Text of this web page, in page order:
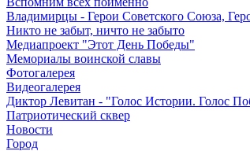
Владимирцы - Герои Советского Союза,
Никто не забыт, ничто не забыто
Медиапроект "Этот День Победы"
Мемориалы воинской славы
Фотогалерея
Видеогалерея
Диктор Левитан - "Голос Истории. Голос
Патриотический сквер
Новости
Город